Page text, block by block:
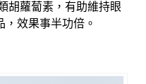
胡蘿蔔素，有助維持眼
，效果事半功倍。